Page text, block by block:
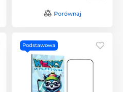
Porównaj
Podstawowa